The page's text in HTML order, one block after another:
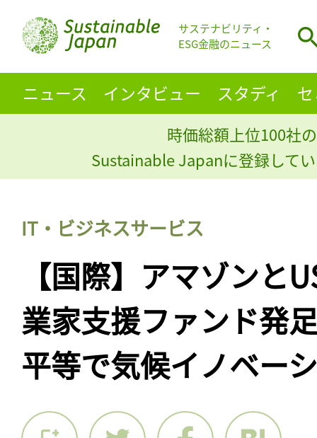
サステナビリティ・
ESG金融のニュース
ニュース インタビュー スタディ
時価総額上位100社
Sustainable Japanに登録して
IT・ビジネスサービス
【国際】アマゾンと
業家支援ファンド発
平等で気候イノベー